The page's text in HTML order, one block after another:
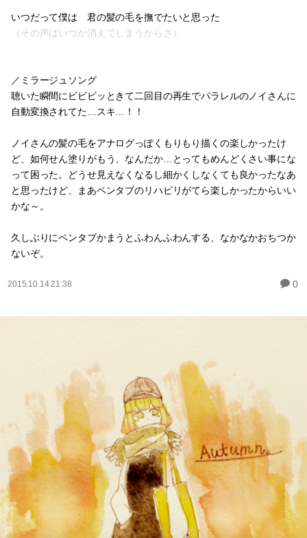
いつだって僕は 君の髪の毛を撫でたいと思った
（その声はいつか消えてしまうからさ）
／ミラージュソング
聴いた瞬間にビビビッときて二回目の再生でパラレルのノイさんに
自動変換されてた…スキ…！！
ノイさんの髪の毛をアナログっぽくもりもり描くの楽しかったけ
ど、如何せん塗りがもう、なんだか…とってもめんどくさい事にな
って困った。どうせ見えなくなるし細かくしなくても良かったなあ
と思ったけど、まあペンタブのリハビリがてら楽しかったからいい
かな～。
久しぶりにペンタブかまうとふわんふわんする、なかなかおちつか
ないぞ。
2015.10.14 21:38 0